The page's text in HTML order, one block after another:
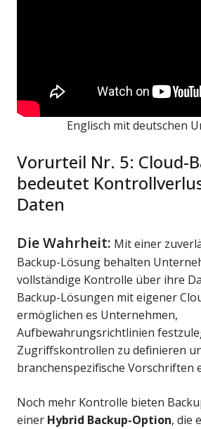
Englisch mit deutschen
Vorurteil Nr. 5: Cloud-
bedeutet
Daten
Die Wahrheit: Mit einer
Backup-Lösung behalten
vollständige Kontrolle über ihre
Backup-Lösungen mit eigener
ermöglichen es Unternehmen,
Aufbewahrungsrichtlinien
Zugriffskontrollen zu definieren
branchenspezifische Vorschriften
Noch mehr Kontrolle bieten
einer Hybrid Backup-Option, die